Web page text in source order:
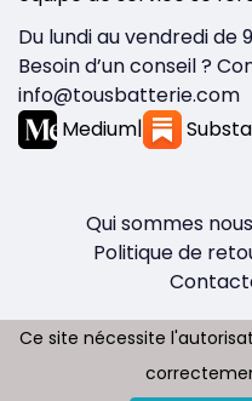
Du lundi au vendredi de
Besoin d’un conseil ?
info@tousbatterie.com
Medium|
Qui sommes nous
Politique de
Copyright ©
Ce site nécessite
Ce site nécessite